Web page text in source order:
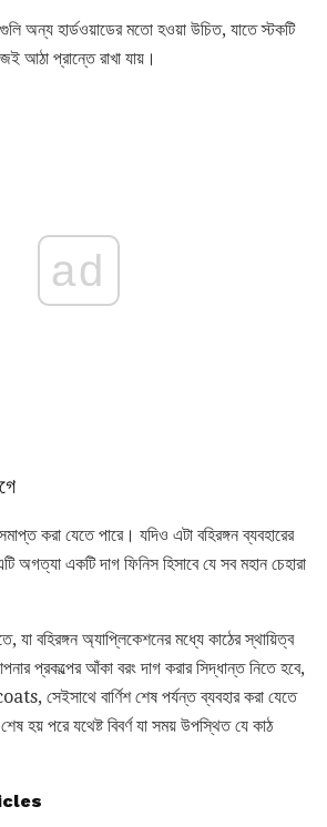
অন্য হার্ডওয়াডের মতো হওয়া উচিত, যাতে স্টকটি
আঠা প্রান্তে রাখা যায়।
ad
করা যেতে পারে। যদিও এটা বহিরঙ্গন ব্যবহারের
একটি দাগ ফিনিস হিসাবে যে সব মহান চেহারা
যা বহিরঙ্গন অ্যাপ্লিকেশনের মধ্যে কাঠের স্থায়িত্ব
প্রকল্পের আঁকা বরং দাগ করার সিদ্ধান্ত নিতে হবে,
বার্ণিশ শেষ পর্যন্ত ব্যবহার করা যেতে
হয় পরে যথেষ্ট বিবর্ণ যা সময় উপস্থিত যে কাঠ